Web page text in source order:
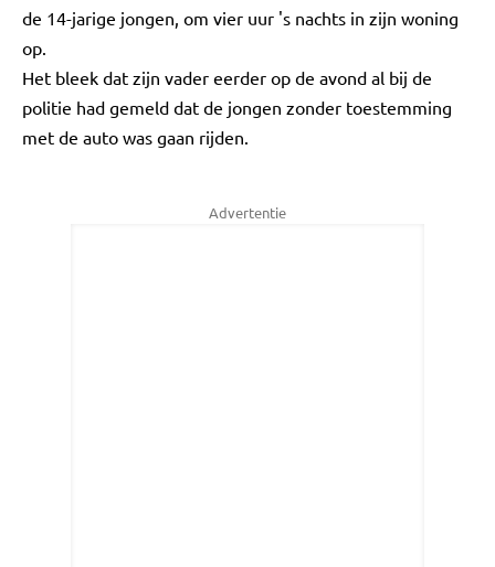
de 14-jarige jongen, om vier uur 's nachts in zijn woning
op.
Het bleek dat zijn vader eerder op de avond al bij de
politie had gemeld dat de jongen zonder toestemming
met de auto was gaan rijden.
Advertentie